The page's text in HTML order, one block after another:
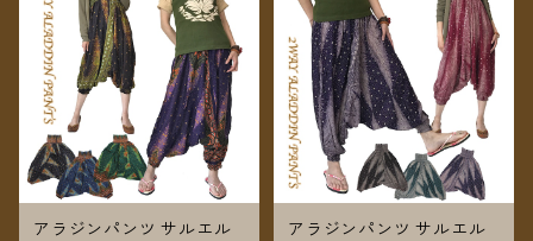
アラジンパンツ サルエル
アラジンパンツ サルエル